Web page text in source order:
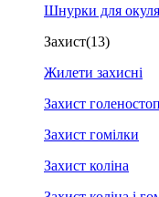
Шнурки для
Захист(13)
Жилети захисні
Захист
Захист гомілки
Захист коліна